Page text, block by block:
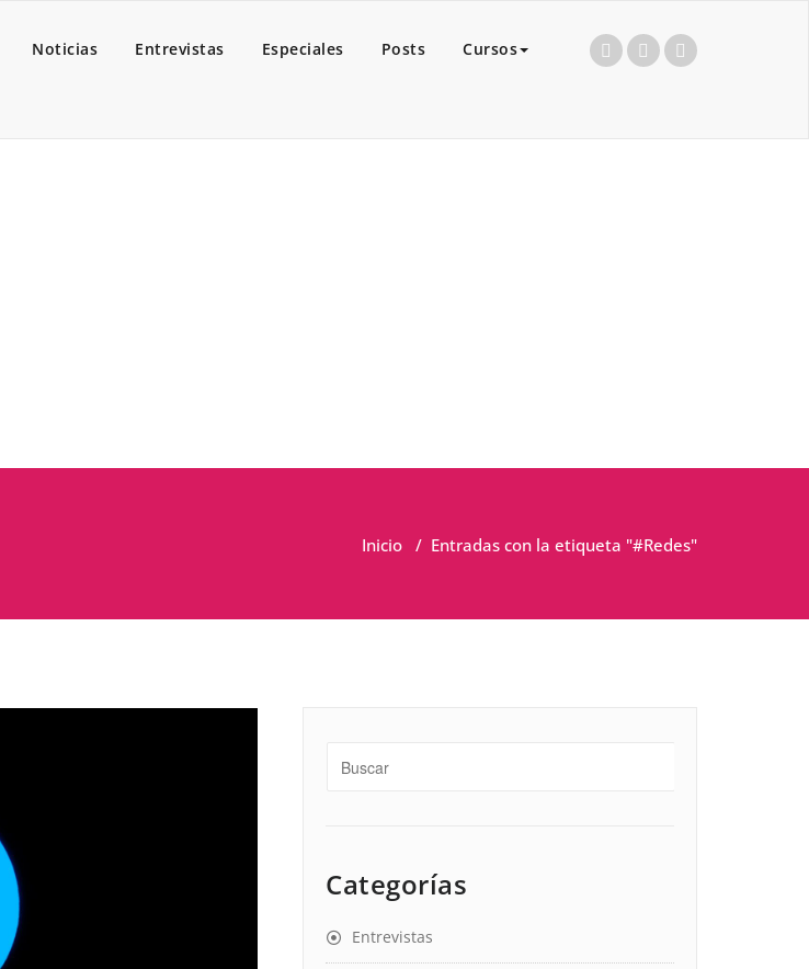
Noticias Entrevistas Especiales Posts Cursos
Inicio / Entradas con la etiqueta "#Redes"
Categorías
Entrevistas